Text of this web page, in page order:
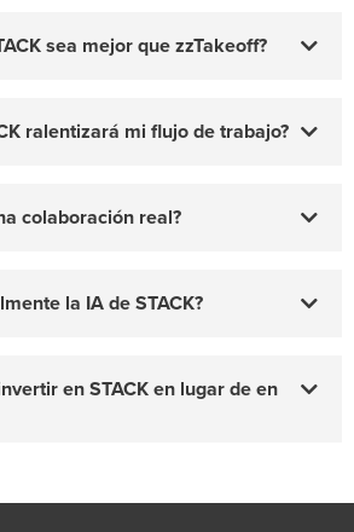
sea mejor que zzTakeoff?
ralentizará mi flujo de trabajo?
colaboración real?
la IA de STACK?
en STACK en lugar de en